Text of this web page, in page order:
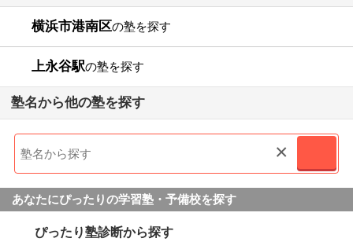
横浜市港南区の塾を探す
上永谷駅の塾を探す
塾名から他の塾を探す
×
あなたにぴったりの学習塾・予備校を探す
ぴったり塾診断から探す